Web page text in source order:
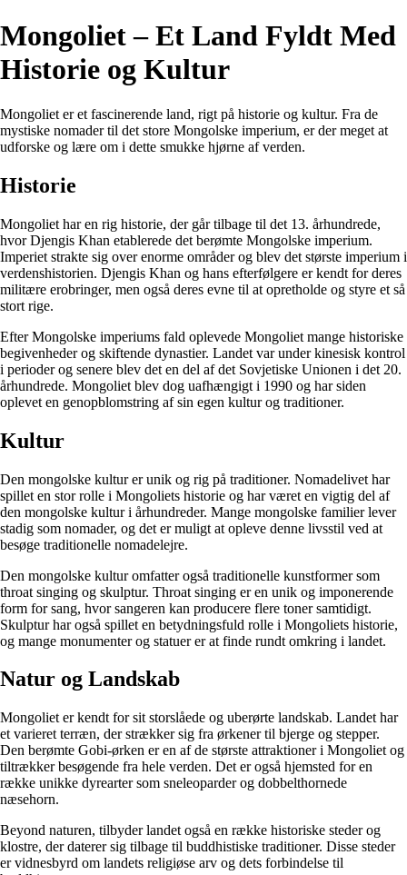
Mongoliet – Et Land Fyldt Med
Historie og Kultur
Mongoliet er et fascinerende land, rigt på historie og kultur. Fra de
mystiske nomader til det store Mongolske imperium, er der meget at
udforske og lære om i dette smukke hjørne af verden.
Historie
Mongoliet har en rig historie, der går tilbage til det 13. århundrede,
hvor Djengis Khan etablerede det berømte Mongolske imperium.
Imperiet strakte sig over enorme områder og blev det største imperium i
verdenshistorien. Djengis Khan og hans efterfølgere er kendt for deres
militære erobringer, men også deres evne til at opretholde og styre et så
stort rige.
Efter Mongolske imperiums fald oplevede Mongoliet mange historiske
begivenheder og skiftende dynastier. Landet var under kinesisk kontrol
i perioder og senere blev det en del af det Sovjetiske Unionen i det 20.
århundrede. Mongoliet blev dog uafhængigt i 1990 og har siden
oplevet en genopblomstring af sin egen kultur og traditioner.
Kultur
Den mongolske kultur er unik og rig på traditioner. Nomadelivet har
spillet en stor rolle i Mongoliets historie og har været en vigtig del af
den mongolske kultur i århundreder. Mange mongolske familier lever
stadig som nomader, og det er muligt at opleve denne livsstil ved at
besøge traditionelle nomadelejre.
Den mongolske kultur omfatter også traditionelle kunstformer som
throat singing og skulptur. Throat singing er en unik og imponerende
form for sang, hvor sangeren kan producere flere toner samtidigt.
Skulptur har også spillet en betydningsfuld rolle i Mongoliets historie,
og mange monumenter og statuer er at finde rundt omkring i landet.
Natur og Landskab
Mongoliet er kendt for sit storslåede og uberørte landskab. Landet har
et varieret terræn, der strækker sig fra ørkener til bjerge og stepper.
Den berømte Gobi-ørken er en af de største attraktioner i Mongoliet og
tiltrækker besøgende fra hele verden. Det er også hjemsted for en
række unikke dyrearter som sneleoparder og dobbelthornede
næsehorn.
Beyond naturen, tilbyder landet også en række historiske steder og
klostre, der daterer sig tilbage til buddhistiske traditioner. Disse steder
er vidnesbyrd om landets religiøse arv og dets forbindelse til